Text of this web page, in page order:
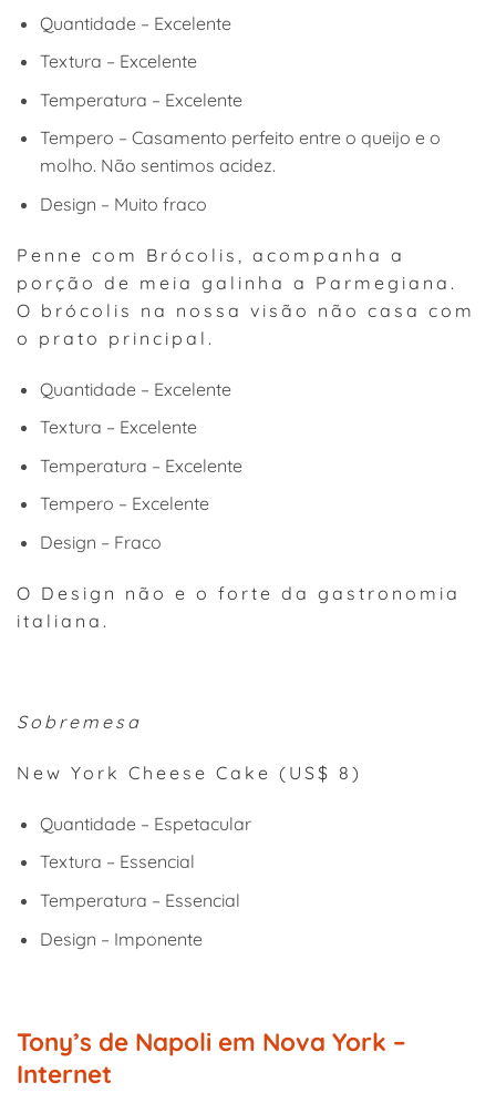
Quantidade – Excelente
Textura – Excelente
Temperatura – Excelente
Tempero – Casamento perfeito entre o queijo e o
molho. Não sentimos acidez.
Design – Muito fraco
Penne com Brócolis, acompanha a
porção de meia galinha a Parmegiana.
O brócolis na nossa visão não casa com
o prato principal.
Quantidade – Excelente
Textura – Excelente
Temperatura – Excelente
Tempero – Excelente
Design – Fraco
O Design não e o forte da gastronomia
italiana.
Sobremesa
New York Cheese Cake (US$ 8)
Quantidade – Espetacular
Textura – Essencial
Temperatura – Essencial
Design – Imponente
Tony’s de Napoli em Nova York –
Internet